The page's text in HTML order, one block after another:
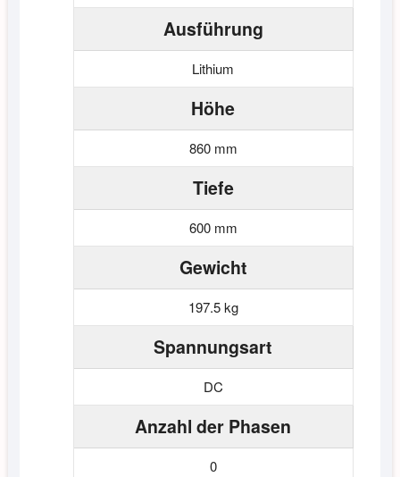
Ausführung
Lithium
Höhe
860 mm
Tiefe
600 mm
Gewicht
197.5 kg
Spannungsart
DC
Anzahl der Phasen
0